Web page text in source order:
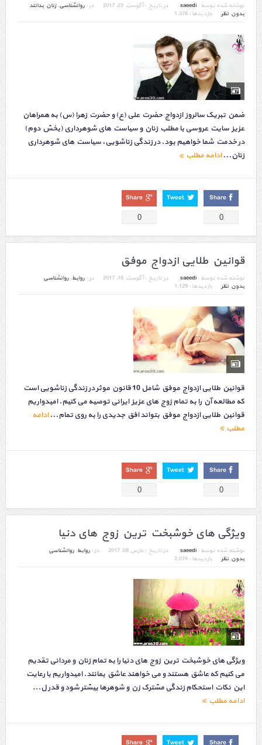
نوشته شده توسط : saeedi در تاریخ :آگوست 23, 2017 در : روانشناسی,زنان بدانند
بدون نظر
بازدیدها : 1,376
ضمن تبریک سالروز ازدواج حضرت علی (ع) و حضرت زهرا (س) به همراهان
عزیز سایت عروسی با مطلب زنان و سیاست های شوهرداری (بخش دوم)
در خدمت شما خواهیم بود. در زندگی زناشویی، سیاست های شوهرداری
زنان...ادامه مطلب
Share
0
Tweet
Share
0
قوانین طلایی ازدواج موفق
نوشته شده توسط : saeedi در تاریخ :آگوست 16, 2017 در : روابط, روانشناسی
بدون نظر
بازدیدها : 1,129
قوانین طلایی ازدواج موفق شامل 10 قانون موثر در زندگی زناشویی است
که مطالعه آن را به تمام زوج های عزیز ایرانی توصیه می کنیم. امیدواریم
قوانین طلایی ازدواج موفق بتواند افق جدیدی را به روی تمام...ادامه
مطلب
Share
0
Tweet
Share
0
ویژگی های خوشبخت ترین زوج های دنیا
نوشته شده توسط : saeedi در تاریخ : مارس 08, 2017 در : روابط, روانشناسی
بدون نظر
بازدیدها : 2,074
ویژگی های خوشبخت ترین زوج های دنیا را به تمام زنان و مردانی تقدیم
می کنیم که عاشق هستند و می خواهند عاشق بمانند. امیدواریم با رعایت
این نکات استحکام زندگی مشترک زن و شوهرها بیشتر شود و قدر ل...
ادامه مطلب